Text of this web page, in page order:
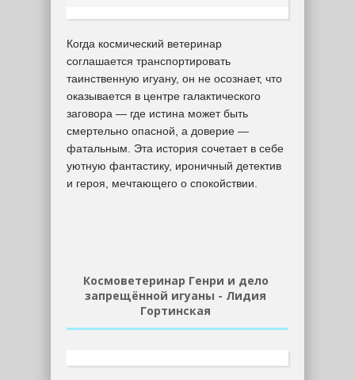
Когда космический ветеринар
соглашается транспортировать
таинственную игуану, он не осознает, что
оказывается в центре галактического
заговора — где истина может быть
смертельно опасной, а доверие —
фатальным. Эта история сочетает в себе
уютную фантастику, ироничный детектив
и героя, мечтающего о спокойствии.
Космоветеринар Генри и дело
запрещённой игуаны - Лидия
Гортинская